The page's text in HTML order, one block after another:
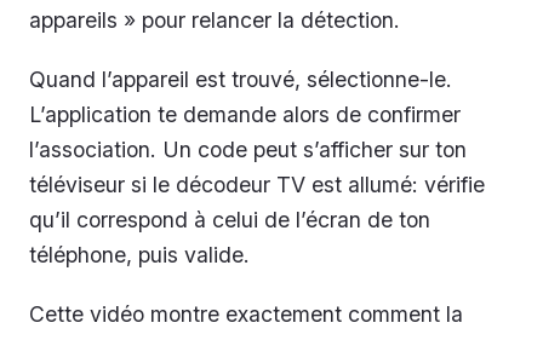
appareils » pour relancer la détection.
Quand l’appareil est trouvé, sélectionne-le.
L’application te demande alors de confirmer
l’association. Un code peut s’afficher sur ton
téléviseur si le décodeur TV est allumé: vérifie
qu’il correspond à celui de l’écran de ton
téléphone, puis valide.
Cette vidéo montre exactement comment la